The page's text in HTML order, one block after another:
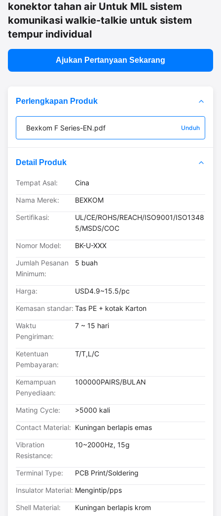
konektor tahan air Untuk MIL sistem
komunikasi walkie-talkie untuk sistem
tempur individual
Ajukan Pertanyaan Sekarang
Perlengkapan Produk
Bexkom F Series-EN.pdf Unduh
Detail Produk
Tempat Asal: Cina
Nama Merek: BEXKOM
Sertifikasi:
UL/CE/ROHS/REACH/ISO9001/ISO1348
5/MSDS/COC
Nomor Model: BK-U-XXX
Jumlah Pesanan
Minimum:
5 buah
Harga: USD4.9~15.5/pc
Kemasan standar: Tas PE + kotak Karton
Waktu
Pengiriman:
7 ~ 15 hari
Ketentuan
Pembayaran:
T/T,L/C
Kemampuan
Penyediaan:
100000PAIRS/BULAN
Mating Cycle: >5000 kali
Contact Material: Kuningan berlapis emas
Vibration
Resistance:
10~2000Hz, 15g
Terminal Type: PCB Print/Soldering
Insulator Material: Mengintip/pps
Shell Material: Kuningan berlapis krom